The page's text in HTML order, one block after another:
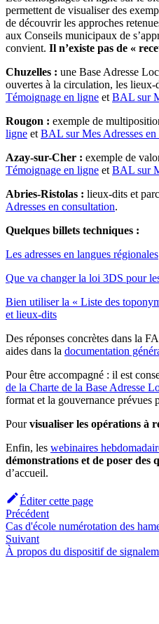
permettent de visualiser des
de découvrir les approches
aux Conseils municipaux de
convient. Il n’existe pas de «
Chuzelles : une Base Adresse
ouvertes à la circulation, les lieux-
Témoignage en ligne et BAL sur
Rougon : exemple de
ligne et BAL sur Mes Adresses en
Azay-sur-Cher : exemple de
Témoignage en ligne et BAL sur
Abries-Ristolas : lieux-dits et
Adresses en consultation.
Quelques billets techniques :
Les adresses en langues régionales
Que va changer la loi 3DS pour
Bien utiliser la « Liste des
et lieux-dits
Des réponses concrètes dans la
aides dans la documentation
Pour être accompagné : il est
de la Charte de la Base Adresse
format et la gouvernance prévues
Pourvisualiser les opérations à
Enfin, les webinaires
démonstrations et de poser des
d’accueil.
Éditer cette page
Précédent
Cas d'école numérotation des
Suivant
À propos du dispositif de